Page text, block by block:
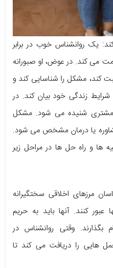
یک روانشناس خوب در برابر
می کند. در عوض، او صبورانه
کند، مشکل را شناسایی کند و
شرایط زندگی خود بیان کند. در
شنیده می شود. مشکل
یا درمان مشخص می شود.
ها و راه حل ها در مراحل زیر
مرزهای اخلاقی سختگیرانه
عبور کنند. آنها باید به حریم
بگذارند. وقتی روانشناس در
هایی را دریافت می کند تا